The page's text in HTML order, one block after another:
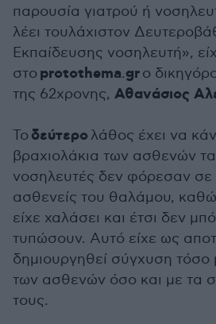
παρουσία γιατρού ή
λέει τουλάχιστον
Εκπαίδευσης νοσηλευτή»,
στοprotothema.grο
της 62χρονης, Αθανάσιος
Τοδεύτερολάθος έχει να
βραχιολάκια των ασθενών τα
νοσηλευτές δεν φόρεσαν
ασθενείς του θαλάμου,
είχε χαλάσει και έτσι δεν
τυπώσουν. Αυτό είχε ως
δημιουργηθεί σύγχυση τόσο
των ασθενών όσο και με τα
τους.